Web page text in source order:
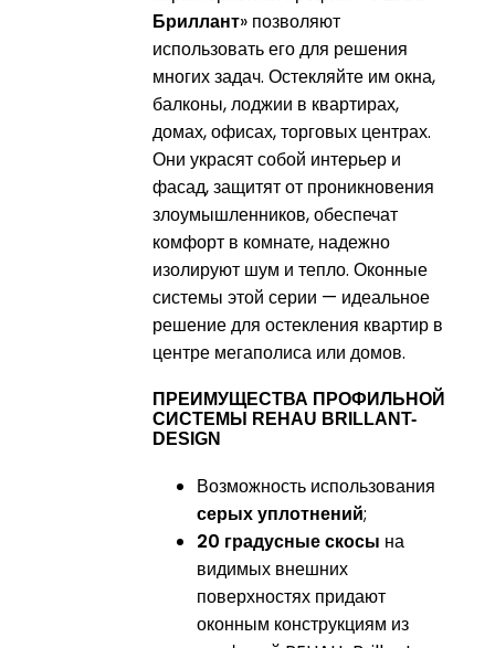
Бриллант» позволяют
использовать его для решения
многих задач. Остекляйте им окна,
балконы, лоджии в квартирах,
домах, офисах, торговых центрах.
Они украсят собой интерьер и
фасад, защитят от проникновения
злоумышленников, обеспечат
комфорт в комнате, надежно
изолируют шум и тепло. Оконные
системы этой серии — идеальное
решение для остекления квартир в
центре мегаполиса или домов.
ПРЕИМУЩЕСТВА ПРОФИЛЬНОЙ
СИСТЕМЫ REHAU BRILLANT-
DESIGN
Возможность использования
серых уплотнений;
20 градусные скосы на
видимых внешних
поверхностях придают
оконным конструкциям из